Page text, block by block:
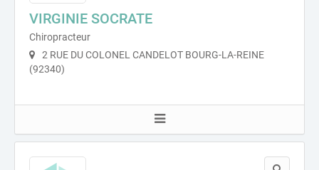
VIRGINIE SOCRATE
Chiropracteur
2 RUE DU COLONEL CANDELOT BOURG-LA-REINE
(92340)